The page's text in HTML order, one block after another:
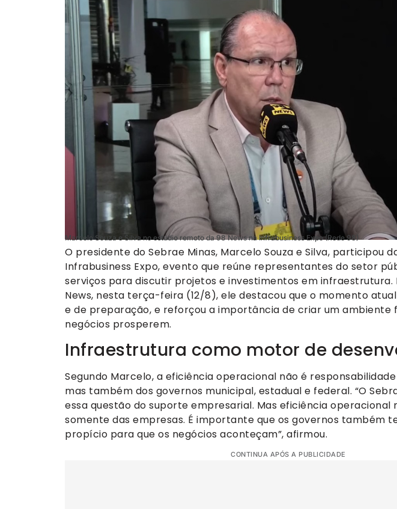
Marcelo Souza e Silva no estúdio remoto da 98 News na Infrabusiness Expo (Rede 98)
O presidente do Sebrae Minas, Marcelo Souza e Silva, participou
Infrabusiness Expo, evento que reúne representantes do setor
serviços para discutir projetos e investimentos em infraestrutura.
News, nesta terça-feira (12/8), ele destacou que o momento
e de preparação, e reforçou a importância de criar um ambiente
negócios prosperem.
Infraestrutura como motor de
Segundo Marcelo, a eficiência operacional não é
mas também dos governos municipal, estadual e federal. “O
essa questão do suporte empresarial. Mas eficiência operacional
somente das empresas. É importante que os governos também
propício para que os negócios aconteçam”, afirmou.
CONTINUA APÓS A PUBLICIDADE